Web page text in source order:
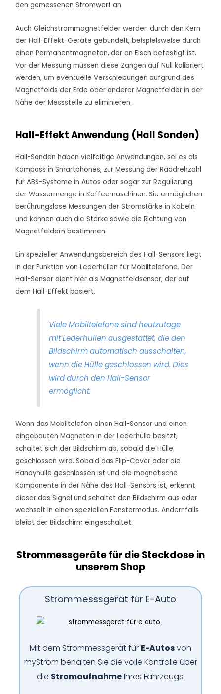
den gemessenen Stromwert an.
Auch Gleichstrommagnetfelder werden durch den Kern
der Hall-Effekt-Geräte gebündelt, beispielsweise durch
einen Permanentmagneten, der an Eisen befestigt ist.
Vor der Messung müssen diese Zangen auf Null kalibriert
werden, um eventuelle Verschiebungen aufgrund des
Magnetfelds der Erde oder anderer Magnetfelder in der
Nähe der Messstelle zu eliminieren.
Hall-Effekt Anwendung (Hall Sonden)
Hall-Sonden haben vielfältige Anwendungen, sei es als
Kompass in Smartphones, zur Messung der Raddrehzahl
für ABS-Systeme in Autos oder sogar zur Regulierung
der Wassermenge in Kaffeemaschinen. Sie ermöglichen
berührungslose Messungen der Stromstärke in Kabeln
und können auch die Stärke sowie die Richtung von
Magnetfeldern bestimmen.
Ein spezieller Anwendungsbereich des Hall-Sensors liegt
in der Funktion von Lederhüllen für Mobiltelefone. Der
Hall-Sensor dient hier als Magnetfeldsensor, der auf
dem Hall-Effekt basiert.
Viele Mobiltelefone sind heutzutage
mit Lederhüllen ausgestattet, die den
Bildschirm automatisch ausschalten,
wenn die Hülle geschlossen wird. Dies
wird durch den Hall-Sensor
ermöglicht.
Wenn das Mobiltelefon einen Hall-Sensor und einen
eingebauten Magneten in der Lederhülle besitzt,
schaltet sich der Bildschirm ab, sobald die Hülle
geschlossen wird. Sobald das Flip-Cover oder die
Handyhülle geschlossen ist und die magnetische
Komponente in der Nähe des Hall-Sensors ist, erkennt
dieser das Signal und schaltet den Bildschirm aus oder
wechselt in einen speziellen Fenstermodus. Andernfalls
bleibt der Bildschirm eingeschaltet.
Strommessgeräte für die Steckdose in
unserem Shop
Strommesssgerät für E-Auto
Mit dem Strommessgerät für E-Autosvon
myStrom behalten Sie die volle Kontrolle über
die StromaufnahmeIhres Fahrzeugs.